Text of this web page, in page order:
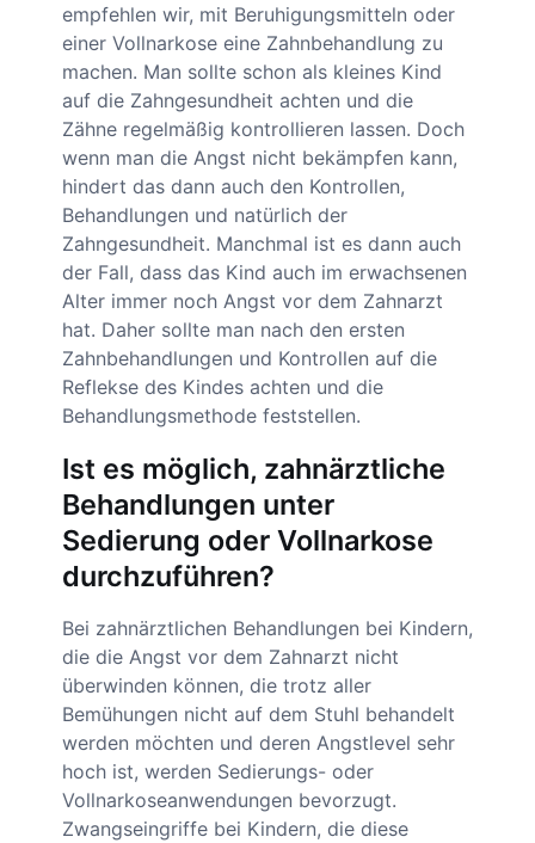
empfehlen wir, mit Beruhigungsmitteln oder
einer Vollnarkose eine Zahnbehandlung zu
machen. Man sollte schon als kleines Kind
auf die Zahngesundheit achten und die
Zähne regelmäßig kontrollieren lassen. Doch
wenn man die Angst nicht bekämpfen kann,
hindert das dann auch den Kontrollen,
Behandlungen und natürlich der
Zahngesundheit. Manchmal ist es dann auch
der Fall, dass das Kind auch im erwachsenen
Alter immer noch Angst vor dem Zahnarzt
hat. Daher sollte man nach den ersten
Zahnbehandlungen und Kontrollen auf die
Reflekse des Kindes achten und die
Behandlungsmethode feststellen.
Ist es möglich, zahnärztliche
Behandlungen unter
Sedierung oder Vollnarkose
durchzuführen?
Bei zahnärztlichen Behandlungen bei Kindern,
die die Angst vor dem Zahnarzt nicht
überwinden können, die trotz aller
Bemühungen nicht auf dem Stuhl behandelt
werden möchten und deren Angstlevel sehr
hoch ist, werden Sedierungs- oder
Vollnarkoseanwendungen bevorzugt.
Zwangseingriffe bei Kindern, die diese